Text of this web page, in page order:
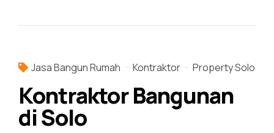
Jasa Bangun Rumah Kontraktor Property Solo
Kontraktor Bangunan
di Solo